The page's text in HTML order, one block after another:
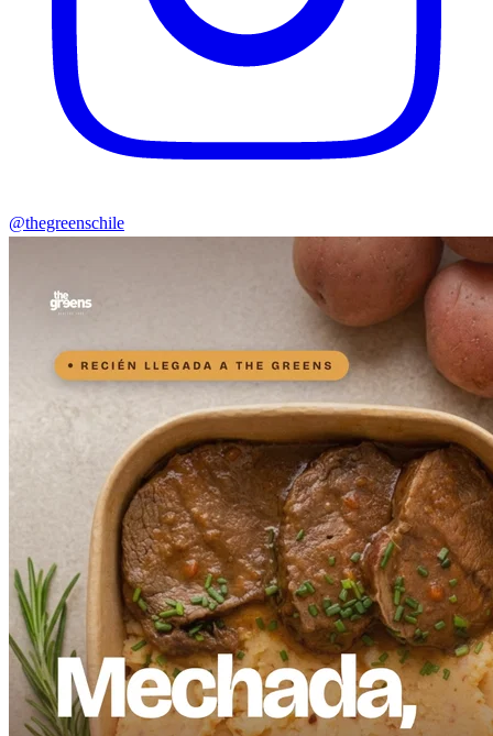
@thegreenschile